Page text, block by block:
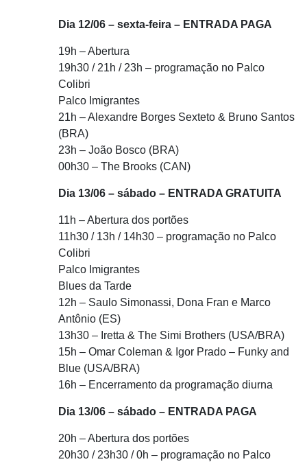
Dia 12/06 – sexta-feira – ENTRADA PAGA
19h – Abertura
19h30 / 21h / 23h – programação no Palco
Colibri
Palco Imigrantes
21h – Alexandre Borges Sexteto & Bruno Santos
(BRA)
23h – João Bosco (BRA)
00h30 – The Brooks (CAN)
Dia 13/06 – sábado – ENTRADA GRATUITA
11h – Abertura dos portões
11h30 / 13h / 14h30 – programação no Palco
Colibri
Palco Imigrantes
Blues da Tarde
12h – Saulo Simonassi, Dona Fran e Marco
Antônio (ES)
13h30 – Iretta & The Simi Brothers (USA/BRA)
15h – Omar Coleman & Igor Prado – Funky and
Blue (USA/BRA)
16h – Encerramento da programação diurna
Dia 13/06 – sábado – ENTRADA PAGA
20h – Abertura dos portões
20h30 / 23h30 / 0h – programação no Palco